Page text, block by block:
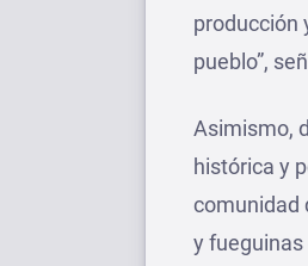
producción
pueblo”,
Asimismo,
histórica y
comunidad
y fueguinas